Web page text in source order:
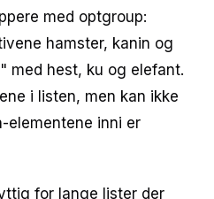
med optgroup:
hamster, kanin og
med hest, ku og elefant.
i listen, men kan ikke
elementene inni er
for lange lister der